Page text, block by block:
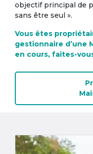
objectif principal de
sans être seul ».
Vous êtes
gestionnaire d’une
en cours, faites-